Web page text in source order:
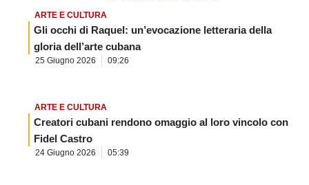
ARTE E CULTURA
Gli occhi di Raquel: un’evocazione letteraria della
gloria dell’arte cubana
25 Giugno 2026 09:26
ARTE E CULTURA
Creatori cubani rendono omaggio al loro vincolo con
Fidel Castro
24 Giugno 2026 05:39